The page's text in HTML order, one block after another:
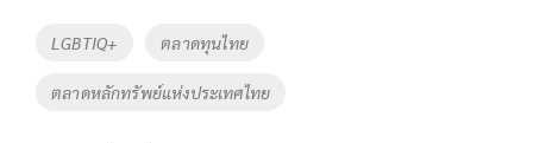
o
k
Li
n
k
Tags
LGBTIQ+ ตลาดทุนไทย
ตลาดหลักทรัพย์แห่งประเทศไทย